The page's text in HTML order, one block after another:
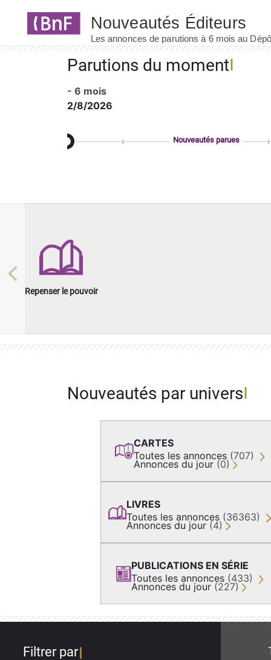
Parutions du moment
- 6 mois
2/8/2026
Nouveautés parues
Repenser le pouvoir
Previous
Nouveautés par univers
CARTES
Toutes les annonces (707)
Annonces du jour (0)
LIVRES
Toutes les annonces (36363)
Annonces du jour (4)
PUBLICATIONS EN SÉRIE
Toutes les annonces (433)
Annonces du jour (227)
Filtrer par